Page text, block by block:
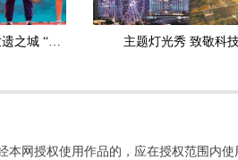
《泉州寻宝记》首发亮相世遗之城 “金龟子”刘纯燕助力世遗文化少年传承 主题灯光秀 致敬科
网授权使用作品的，应在授权范围内使